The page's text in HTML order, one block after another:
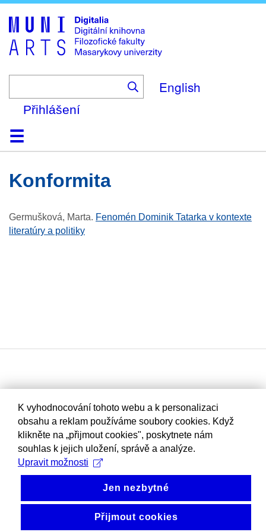
to
main
content
English
Přihlášení
DomůKolekce
Prohlížení
Vyhledávání
O platformě
Nápověda
KontaktDigitalia
konformita
Germušková, Marta. Fenomén Dominik Tatarka v kontexte
literatúry a politiky
K vyhodnocování tohoto webu a k personalizaci
obsahu a reklam používáme soubory cookies. Když
klikněte na „přijmout cookies", poskytnete nám
souhlas k jejich uložení, správě a analýze.
Upravit možnosti
Jen nezbytné
Přijmout cookies